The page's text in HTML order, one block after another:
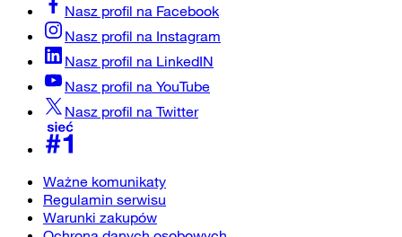
Nasz profil na Facebook
Nasz profil na Instagram
Nasz profil na LinkedIN
Nasz profil na YouTube
Nasz profil na Twitter
Ważne komunikaty
Regulamin serwisu
Warunki zakupów